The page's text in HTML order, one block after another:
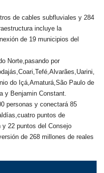
de cables subfluviales y 284
incluye la
de 19 municipios del
Norte,pasando por
do Içá,Amaturá,São Paulo de
y Benjamin Constant.
personas y conectará 85
puntos de
22 puntos del Consejo
de 268 millones de reales